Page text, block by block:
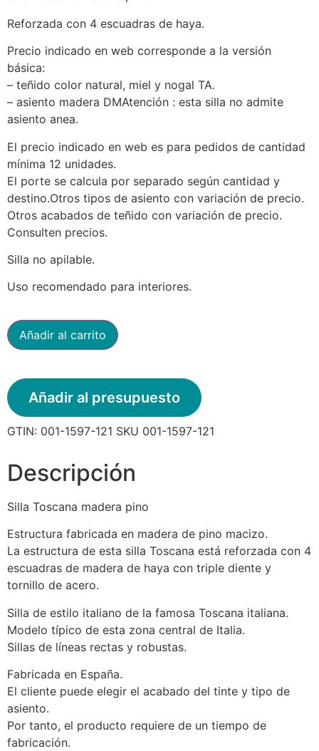
Reforzada con 4 escuadras de haya.
Precio indicado en web corresponde a la versión
básica:
– teñido color natural, miel y nogal TA.
– asiento madera DMAtención : esta silla no admite
asiento anea.
El precio indicado en web es para pedidos de cantidad
mínima 12 unidades.
El porte se calcula por separado según cantidad y
destino.Otros tipos de asiento con variación de precio.
Otros acabados de teñido con variación de precio.
Consulten precios.
Silla no apilable.
Uso recomendado para interiores.
Añadir al carrito
Añadir al presupuesto
GTIN: 001-1597-121 SKU 001-1597-121
Descripción
Silla Toscana madera pino
Estructura fabricada en madera de pino macizo.
La estructura de esta silla Toscana está reforzada con 4
escuadras de madera de haya con triple diente y
tornillo de acero.
Silla de estilo italiano de la famosa Toscana italiana.
Modelo típico de esta zona central de Italia.
Sillas de líneas rectas y robustas.
Fabricada en España.
El cliente puede elegir el acabado del tinte y tipo de
asiento.
Por tanto, el producto requiere de un tiempo de
fabricación.